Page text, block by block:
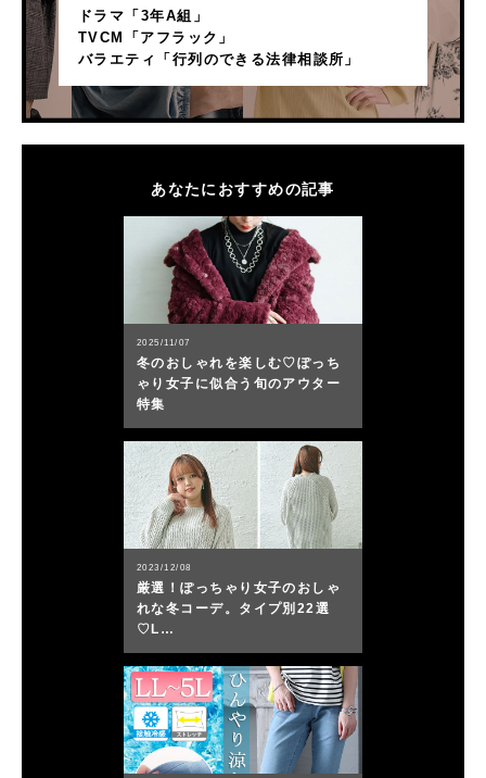
ドラマ「3年A組」
TVCM「アフラック」
バラエティ「行列のできる法律相談所」
あなたにおすすめの記事
2025/11/07
冬のおしゃれを楽しむ♡ぽっち
ゃり女子に似合う旬のアウター
特集
2023/12/08
厳選！ぽっちゃり女子のおしゃ
れな冬コーデ。タイプ別22選
♡L…